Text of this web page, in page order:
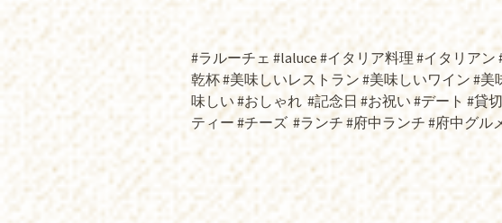
#ラルーチェ #laluce #イタリア料理 #イタリアン
乾杯 #美味しいレストラン #美味しいワイン #美
味しい #おしゃれ #記念日 #お祝い #デート #貸
ティー #チーズ #ランチ #府中ランチ #府中グル